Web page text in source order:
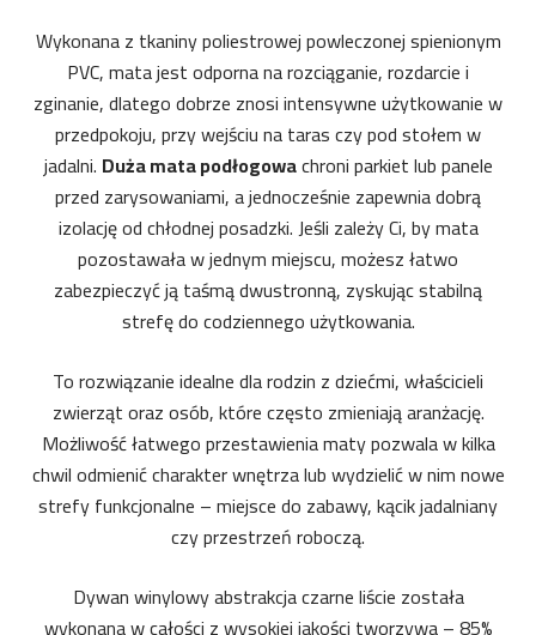
Wykonana z tkaniny poliestrowej powleczonej spienionym
PVC, mata jest odporna na rozciąganie, rozdarcie i
zginanie, dlatego dobrze znosi intensywne użytkowanie w
przedpokoju, przy wejściu na taras czy pod stołem w
jadalni. Duża mata podłogowachroni parkiet lub panele
przed zarysowaniami, a jednocześnie zapewnia dobrą
izolację od chłodnej posadzki. Jeśli zależy Ci, by mata
pozostawała w jednym miejscu, możesz łatwo
zabezpieczyć ją taśmą dwustronną, zyskując stabilną
strefę do codziennego użytkowania.
To rozwiązanie idealne dla rodzin z dziećmi, właścicieli
zwierząt oraz osób, które często zmieniają aranżację.
Możliwość łatwego przestawienia maty pozwala w kilka
chwil odmienić charakter wnętrza lub wydzielić w nim nowe
strefy funkcjonalne – miejsce do zabawy, kącik jadalniany
czy przestrzeń roboczą.
Dywan winylowy abstrakcja czarne liście została
wykonana w całości z wysokiej jakości tworzywa – 85%